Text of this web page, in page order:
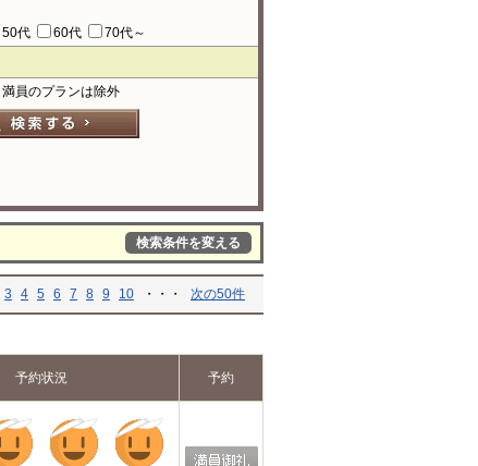
50代 60代
70代～
満員のプランは除外
検索条件を変える
3 4 5 6 7 8 9 10 ・・・ 次の50件
予約状況 予約